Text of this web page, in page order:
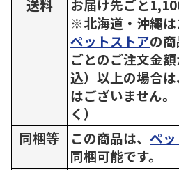
送料
お届け先ごと
※北海道・沖縄は
ペットストアの
ごとのご注文金
込）以上の場合
はございません
く）
同梱等
この商品は、 ペ
同梱可能です。